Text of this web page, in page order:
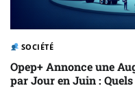
SOCIÉTÉ
Opep+ Annonce une
par Jour en Juin :